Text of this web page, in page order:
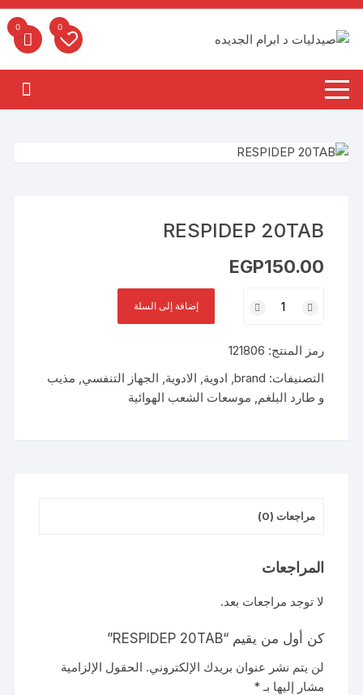
التجاوز
إلى
المحتوى
0
0
RESPIDEP 20TAB
EGP150.00
RESPIDEP
إضافة إلى السلة
رمز المنتج: 121806
التصنيفات: brand
, ادوية, الادوية, الجهاز التنفسي, مذيب
و طارد البلغم, موسعات الشعب الهوائية
مراجعات (0)
المراجعات
لا توجد مراجعات بعد.
كن أول من يقيم “RESPIDEP 20TAB”
لن يتم نشر عنوان بريدك الإلكتروني. الحقول الإلزامية
مشار إليها بـ*